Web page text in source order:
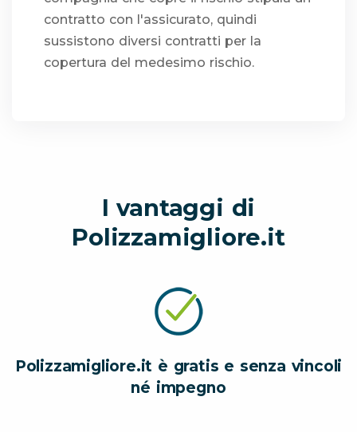
contratto con l'assicurato, quindi
sussistono diversi contratti per la
copertura del medesimo rischio.
I vantaggi di
Polizzamigliore.it
Polizzamigliore.it è gratis e senza vincoli
né impegno